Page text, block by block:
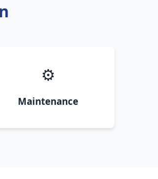
⚙️
Maintenance